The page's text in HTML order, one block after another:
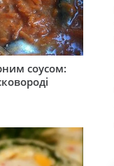
соусом: